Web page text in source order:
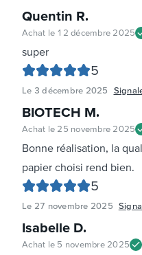
Quentin R.
Achat le 12 décembre 2025
super
5
Le 3 décembre 2025
BIOTECH M.
Achat le 25 novembre 2025
Bonne réalisation, la
papier choisi rend bien.
5
Le 27 novembre 2025
Isabelle D.
Achat le 5 novembre 2025